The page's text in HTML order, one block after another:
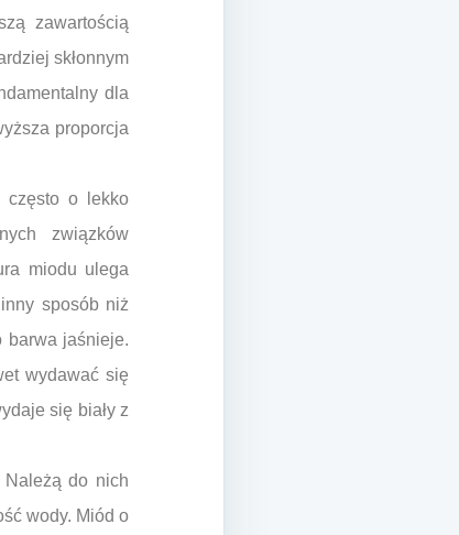
zawartością
skłonnym
dla
proporcja
często o lekko
związków
miodu ulega
sposób niż
barwa jaśnieje.
wydawać się
się biały z
Należą do nich
wody. Miód o